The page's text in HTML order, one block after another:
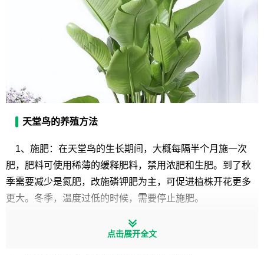
天堂鸟的养殖方法
1、施肥：在天堂鸟的生长期间，大概每隔半个月施一次
肥，肥料可使用稀薄的缓释肥料，禁用浓肥和生肥。到了秋
季需要减少是氮肥，改施磷钾肥为主，可促进植株开花更多
更大。冬季，温度过低的时候，需要停止施肥。
点击展开全文